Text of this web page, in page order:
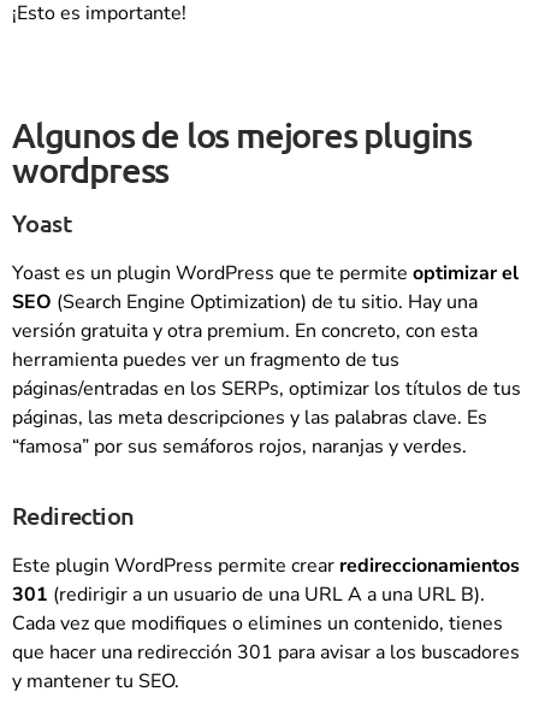
¡Esto es importante!
Algunos de los mejores plugins
wordpress
Yoast
Yoast es un plugin WordPress que te permite optimizar el
SEO (Search Engine Optimization) de tu sitio. Hay una
versión gratuita y otra premium. En concreto, con esta
herramienta puedes ver un fragmento de tus
páginas/entradas en los SERPs, optimizar los títulos de tus
páginas, las meta descripciones y las palabras clave. Es
“famosa” por sus semáforos rojos, naranjas y verdes.
Redirection
Este plugin WordPress permite crear redireccionamientos
301 (redirigir a un usuario de una URL A a una URL B).
Cada vez que modifiques o elimines un contenido, tienes
que hacer una redirección 301 para avisar a los buscadores
y mantener tu SEO.